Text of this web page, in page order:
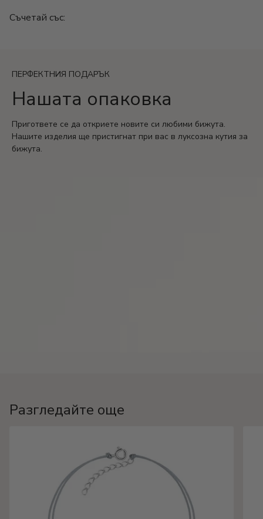
Съчетай със:
ПЕРФЕКТНИЯ ПОДАРЪК
Нашата опаковка
Пригответе се да откриете новите си любими бижута.
Нашите изделия ще пристигнат при вас в луксозна кутия за
бижута.
Разгледайте още